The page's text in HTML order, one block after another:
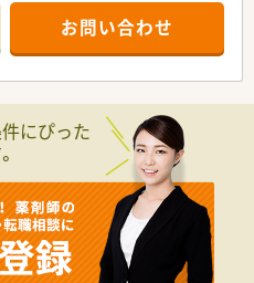
のお仕事です。お問い合わせ
にぴった